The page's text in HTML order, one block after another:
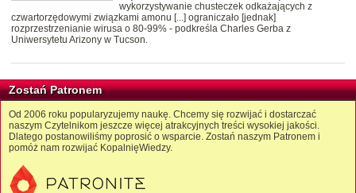
wykorzystywanie chusteczek odkażających z
czwartorzędowymi związkami amonu [...] ograniczało [jednak]
rozprzestrzenianie wirusa o 80-99% - podkreśla Charles Gerba z
Uniwersytetu Arizony w Tucson.
Zostań Patronem
Od 2006 roku popularyzujemy naukę. Chcemy się rozwijać i dostarczać
naszym Czytelnikom jeszcze więcej atrakcyjnych treści wysokiej jakości.
Dlatego postanowiliśmy poprosić o wsparcie. Zostań naszym Patronem i
pomóż nam rozwijać KopalnięWiedzy.